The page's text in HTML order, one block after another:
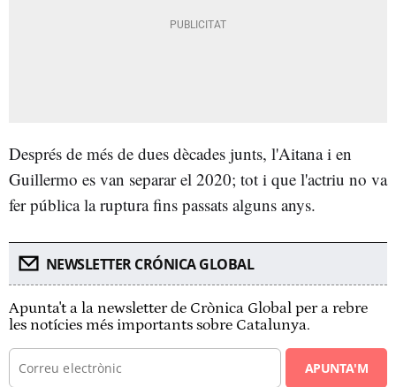
Després de més de dues dècades junts, l'Aitana i en
Guillermo es van separar el 2020; tot i que l'actriu no va
fer pública la ruptura fins passats alguns anys.
NEWSLETTER CRÓNICA GLOBAL
Apunta't a la newsletter de Crònica Global per a rebre
les notícies més importants sobre Catalunya.
APUNTA'M